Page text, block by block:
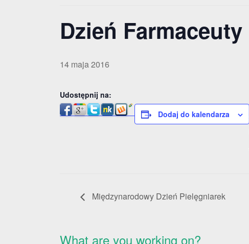
Dzień Farmaceuty
14 maja 2016
Udostępnij na:
Dodaj do kalendarza
Międzynarodowy Dzień Pielęgniarek
What are you working on?